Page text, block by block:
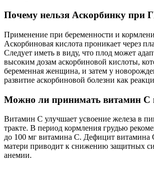
Почему нельзя Аскорбинку при
Применение при беременности и
Аскорбиновая кислота проникает через
Следует иметь в виду, что плод может
высоким дозам аскорбиновой кислоты,
беременная женщина, и затем у
развитие аскорбиновой болезни как
Можно ли принимать витамин С
Витамин С улучшает усвоение железа в
тракте. В период кормления грудью
до 100 мг витамина С. Дефицит витамина
матери приводит к снижению защитных
анемии.